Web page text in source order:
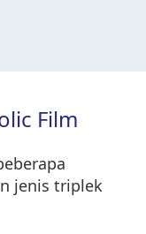
Film
jenis triplek